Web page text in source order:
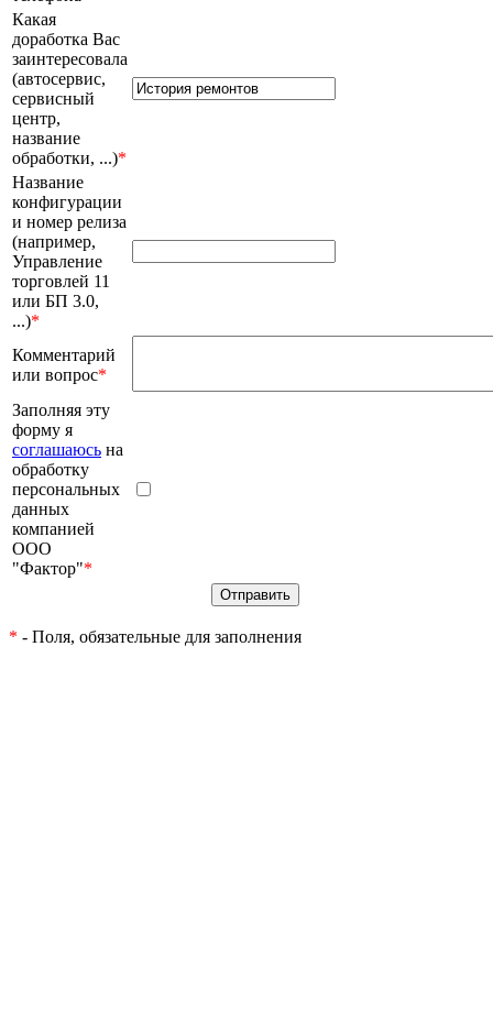
Какая
доработка Вас
заинтересовала
(автосервис,
сервисный
центр,
название
обработки, ...)*
Название
конфигурации
и номер релиза
(например,
Управление
торговлей 11
или БП 3.0,
...)*
Комментарий
или вопрос*
Заполняя эту
форму я
соглашаюсь на
обработку
персональных
данных
компанией
ООО
"Фактор"*
* - Поля, обязательные для заполнения